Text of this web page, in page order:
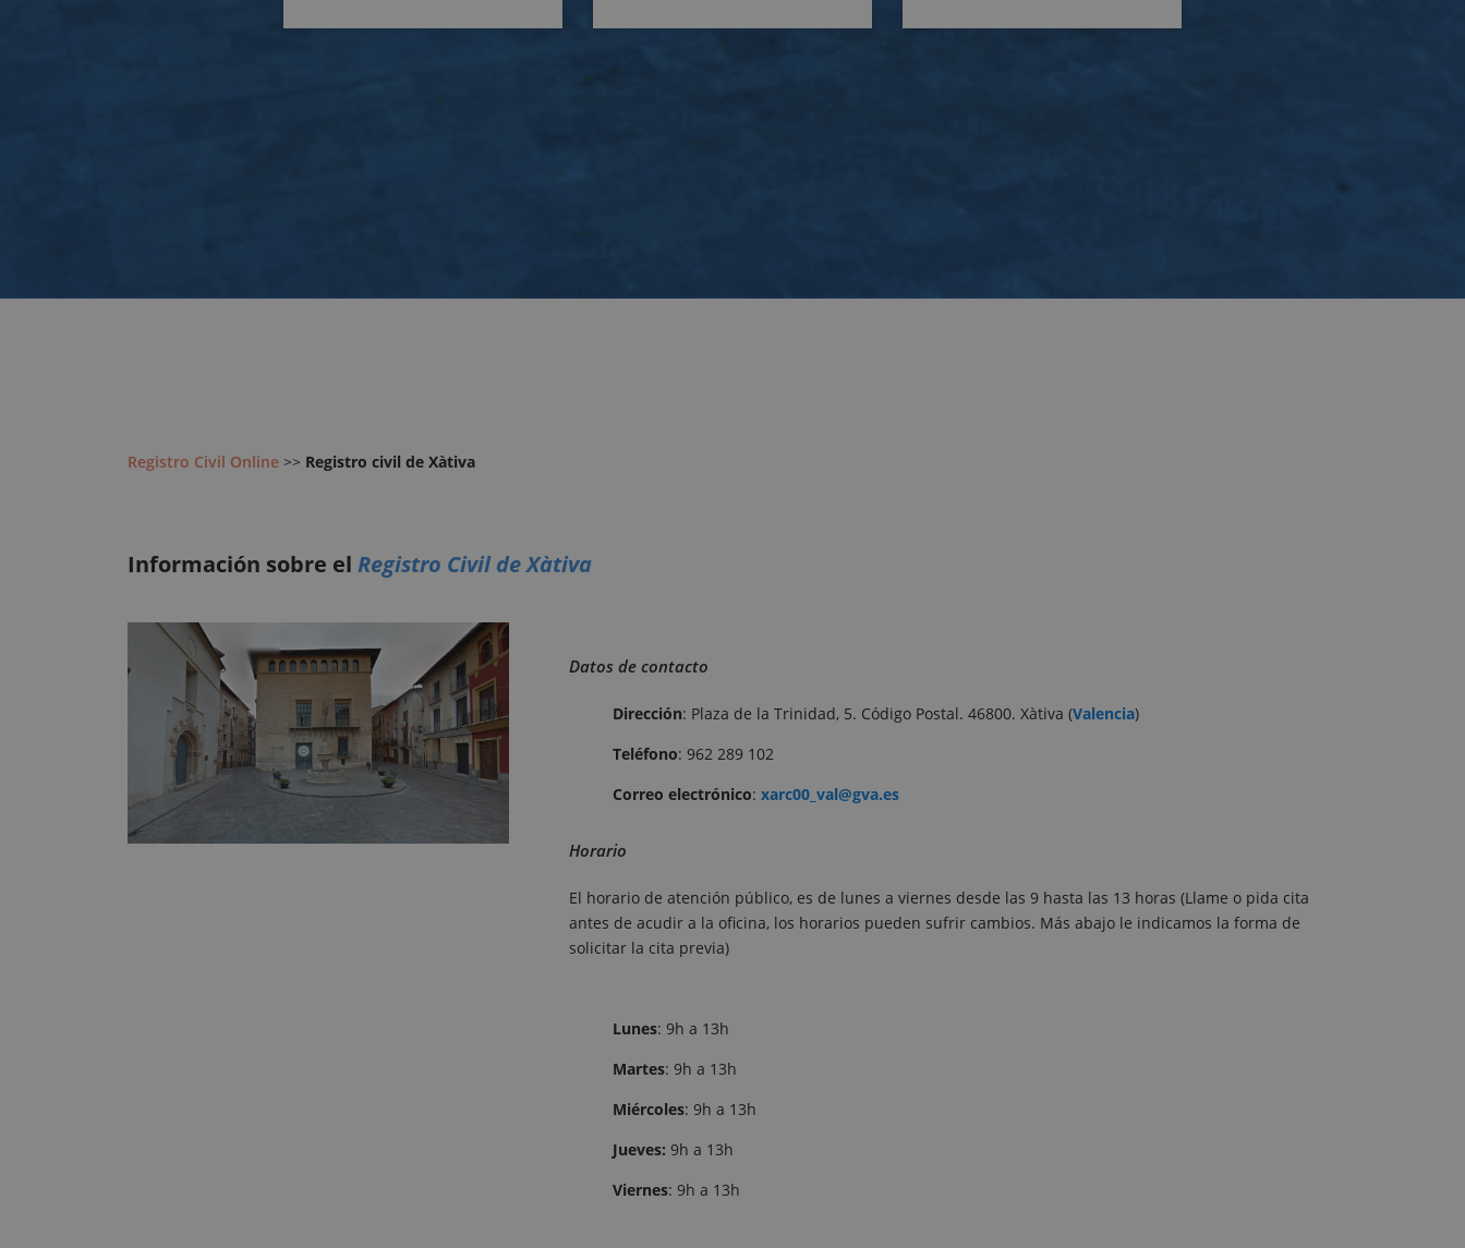
Registro Civil Online >> Registro civil de Xàtiva
Información sobre el Registro Civil de Xàtiva
Datos de contacto
Dirección: Plaza de la Trinidad, 5. Código Postal. 46800. Xàtiva (Valencia)
Teléfono: 962 289 102
Correo electrónico: xarc00_val@gva.es
Horario
El horario de atención público, es de lunes a viernes desde las 9 hasta las 13 horas (Llame o pida cita
antes de acudir a la oficina, los horarios pueden sufrir cambios. Más abajo le indicamos la forma de
solicitar la cita previa)
Lunes: 9h a 13h
Martes: 9h a 13h
Miércoles: 9h a 13h
Jueves: 9h a 13h
Viernes: 9h a 13h